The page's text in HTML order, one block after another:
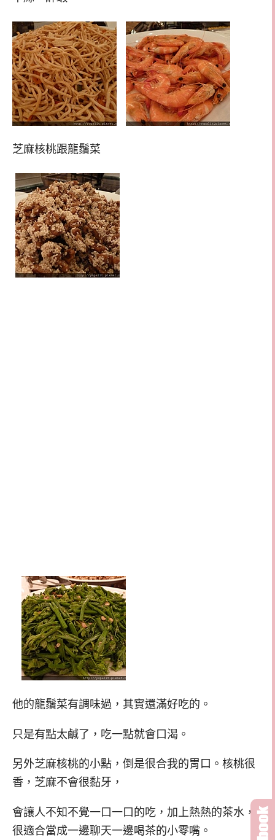
芝麻核桃跟龍鬚菜
他的龍鬚菜有調味過，其實還滿好吃的。
只是有點太鹹了，吃一點就會口渴。
另外芝麻核桃的小點，倒是很合我的胃口。核桃很
香，芝麻不會很黏牙，
會讓人不知不覺一口一口的吃，加上熱熱的茶水，
很適合當成一邊聊天一邊喝茶的小零嘴。